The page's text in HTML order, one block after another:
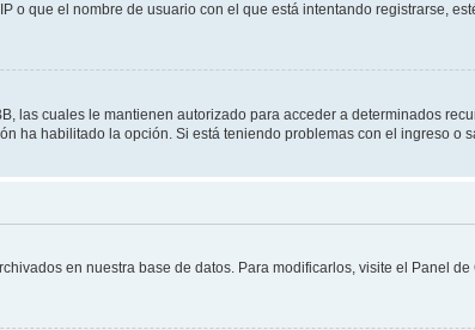
o que el nombre de usuario con el que está intentando registrarse,
las cuales le mantienen autorizado para acceder a determinados
ha habilitado la opción. Si está teniendo problemas con el ingreso o
en nuestra base de datos. Para modificarlos, visite el Panel